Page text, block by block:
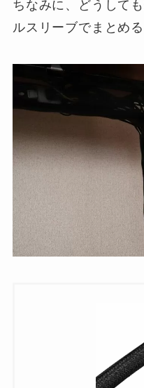
ちなみに、どうして
ルスリーブでまとめ